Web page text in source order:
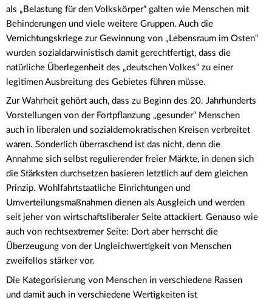
als „Belastung für den Volkskörper“ galten wie Menschen mit
Behinderungen und viele weitere Gruppen. Auch die
Vernichtungskriege zur Gewinnung von „Lebensraum im Osten“
wurden sozialdarwinistisch damit gerechtfertigt, dass die
natürliche Überlegenheit des „deutschen Volkes“ zu einer
legitimen Ausbreitung des Gebietes führen müsse.
Zur Wahrheit gehört auch, dass zu Beginn des 20. Jahrhunderts
Vorstellungen von der Fortpflanzung „gesunder“ Menschen
auch in liberalen und sozialdemokratischen Kreisen verbreitet
waren. Sonderlich überraschend ist das nicht, denn die
Annahme sich selbst regulierender freier Märkte, in denen sich
die Stärksten durchsetzen basieren letztlich auf dem gleichen
Prinzip. Wohlfahrtstaatliche Einrichtungen und
Umverteilungsmaßnahmen dienen als Ausgleich und werden
seit jeher von wirtschaftsliberaler Seite attackiert. Genauso wie
auch von rechtsextremer Seite: Dort aber herrscht die
Überzeugung von der Ungleichwertigkeit von Menschen
zweifellos stärker vor.
Die Kategorisierung von Menschen in verschiedene Rassen
und damit auch in verschiedene Wertigkeiten ist